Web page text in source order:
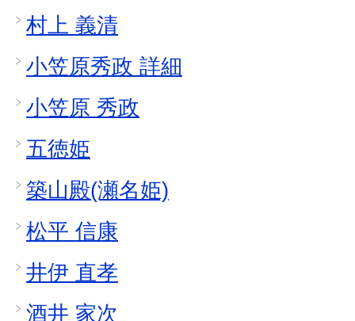
村上 義清
小笠原秀政 詳細
小笠原 秀政
五徳姫
築山殿(瀬名姫)
松平 信康
井伊 直孝
酒井 家次